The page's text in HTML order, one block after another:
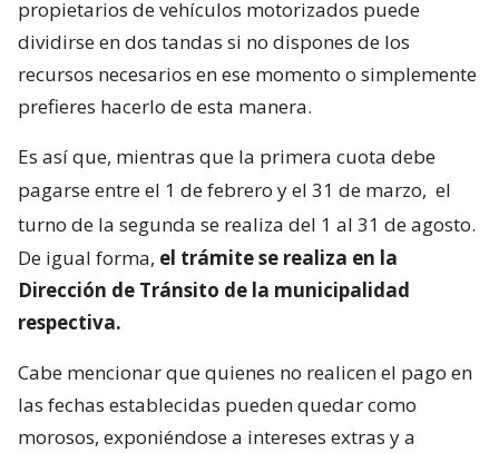
propietarios de vehículos motorizados puede
dividirse en dos tandas si no dispones de los
recursos necesarios en ese momento o simplemente
prefieres hacerlo de esta manera.
Es así que, mientras que la primera cuota debe
pagarse entre el 1 de febrero y el 31 de marzo, el
turno de la segunda se realiza del 1 al 31 de agosto.
De igual forma, el trámite se realiza en la
Dirección de Tránsito de la municipalidad
respectiva.
Cabe mencionar que quienes no realicen el pago en
las fechas establecidas pueden quedar como
morosos, exponiéndose a intereses extras y a